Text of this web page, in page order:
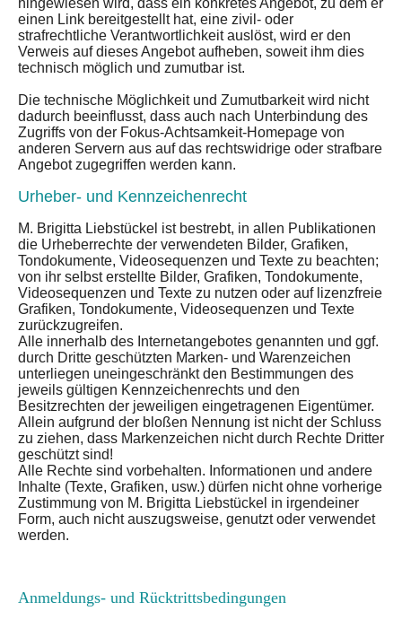
hingewiesen wird, dass ein konkretes Angebot, zu dem er
einen Link bereitgestellt hat, eine zivil- oder
strafrechtliche Verantwortlichkeit auslöst, wird er den
Verweis auf dieses Angebot aufheben, soweit ihm dies
technisch möglich und zumutbar ist.
Die technische Möglichkeit und Zumutbarkeit wird nicht
dadurch beeinflusst, dass auch nach Unterbindung des
Zugriffs von der Fokus-Achtsamkeit-Homepage von
anderen Servern aus auf das rechtswidrige oder strafbare
Angebot zugegriffen werden kann.
Urheber- und Kennzeichenrecht
M. Brigitta Liebstückel ist bestrebt, in allen Publikationen
die Urheberrechte der verwendeten Bilder, Grafiken,
Tondokumente, Videosequenzen und Texte zu beachten;
von ihr selbst erstellte Bilder, Grafiken, Tondokumente,
Videosequenzen und Texte zu nutzen oder auf lizenzfreie
Grafiken, Tondokumente, Videosequenzen und Texte
zurückzugreifen.
Alle innerhalb des Internetangebotes genannten und ggf.
durch Dritte geschützten Marken- und Warenzeichen
unterliegen uneingeschränkt den Bestimmungen des
jeweils gültigen Kennzeichenrechts und den
Besitzrechten der jeweiligen eingetragenen Eigentümer.
Allein aufgrund der bloßen Nennung ist nicht der Schluss
zu ziehen, dass Markenzeichen nicht durch Rechte Dritter
geschützt sind!
Alle Rechte sind vorbehalten. Informationen und andere
Inhalte (Texte, Grafiken, usw.) dürfen nicht ohne vorherige
Zustimmung von M. Brigitta Liebstückel in irgendeiner
Form, auch nicht auszugsweise, genutzt oder verwendet
werden.
Anmeldungs- und Rücktrittsbedingungen